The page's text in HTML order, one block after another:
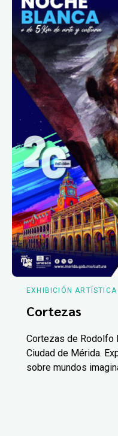
EXHIBICIÓN ARTÍSTICA
Cortezas
Cortezas de Rodolfo
Ciudad de Mérida.
sobre mundos